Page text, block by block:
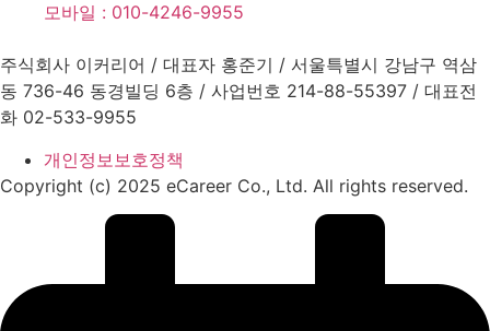
모바일 : 010-4246-9955
주식회사 이커리어 / 대표자 홍준기 / 서울특별시 강남구 역삼
동 736-46 동경빌딩 6층 / 사업번호 214-88-55397 / 대표전
화 02-533-9955
개인정보보호정책
Copyright (c) 2025 eCareer Co., Ltd. All rights reserved.